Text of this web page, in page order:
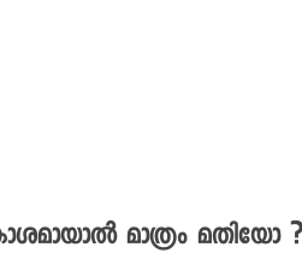
മാത്രം മതിയോ ?